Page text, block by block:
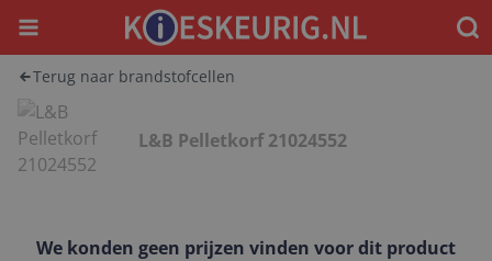
Menu
Terug naar brandstofcellen
L&B Pelletkorf 21024552
We konden geen prijzen vinden voor dit product